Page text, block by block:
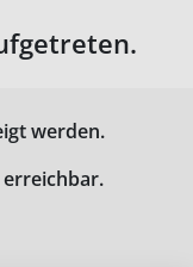
werden.